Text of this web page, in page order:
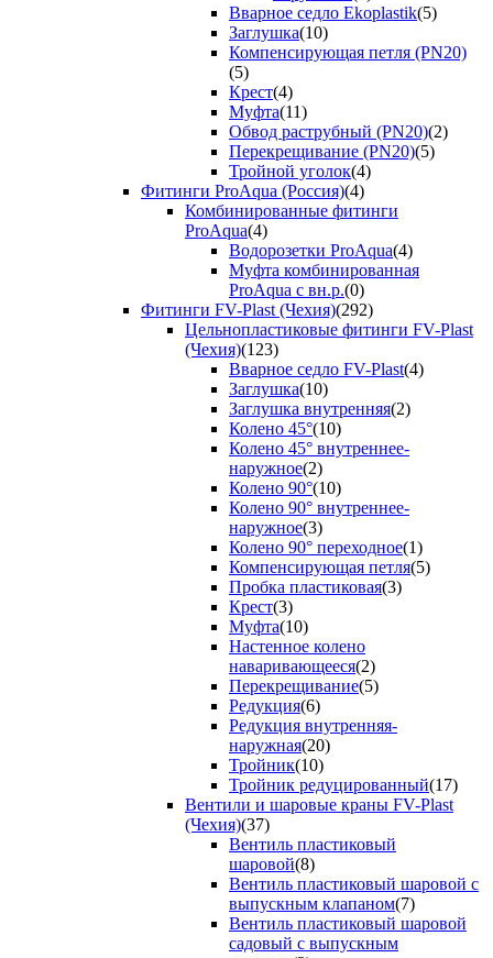
Вварное седло Ekoplastik(5)
Заглушка(10)
Компенсирующая петля (PN20)
(5)
Крест(4)
Муфта(11)
Обвод раструбный (PN20)(2)
Перекрещивание (PN20)(5)
Тройной уголок(4)
Фитинги ProAqua (Россия)(4)
Комбинированные фитинги
ProAqua(4)
Водорозетки ProAqua(4)
Муфта комбинированная
ProAqua с вн.р.(0)
Фитинги FV-Plast (Чехия)(292)
Цельнопластиковые фитинги FV-Plast
(Чехия)(123)
Вварное седло FV-Plast(4)
Заглушка(10)
Заглушка внутренняя(2)
Колено 45°(10)
Колено 45° внутреннее-
наружное(2)
Колено 90°(10)
Колено 90° внутреннее-
наружное(3)
Колено 90° переходное(1)
Компенсирующая петля(5)
Пробка пластиковая(3)
Крест(3)
Муфта(10)
Настенное колено
наваривающееся(2)
Перекрещивание(5)
Редукция(6)
Редукция внутренняя-
наружная(20)
Тройник(10)
Тройник редуцированный(17)
Вентили и шаровые краны FV-Plast
(Чехия)(37)
Вентиль пластиковый
шаровой(8)
Вентиль пластиковый шаровой с
выпускным клапаном(7)
Вентиль пластиковый шаровой
садовый с выпускным